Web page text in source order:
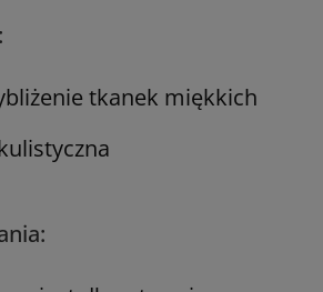
tkanek miękkich